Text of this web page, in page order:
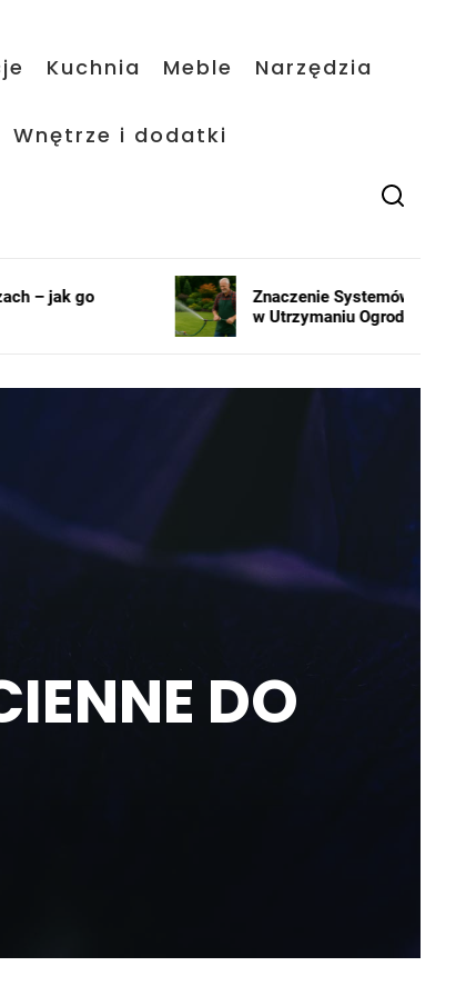
Kuchnia Meble Narzędzia
Wnętrze i dodatki
Znaczenie Systemów Nawadniających
w Utrzymaniu Ogrodów
DO